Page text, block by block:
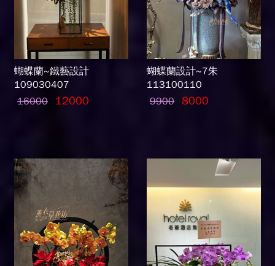
蝴蝶蘭~鐵藝設計
109030407
16000
12000
蝴蝶蘭設計~7朱
113100110
9900 8000